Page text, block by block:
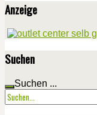
Anzeige
Suchen
Suchen ...